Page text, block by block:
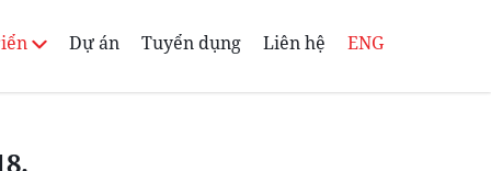
Dự án Tuyển dụng Liên hệ ENG